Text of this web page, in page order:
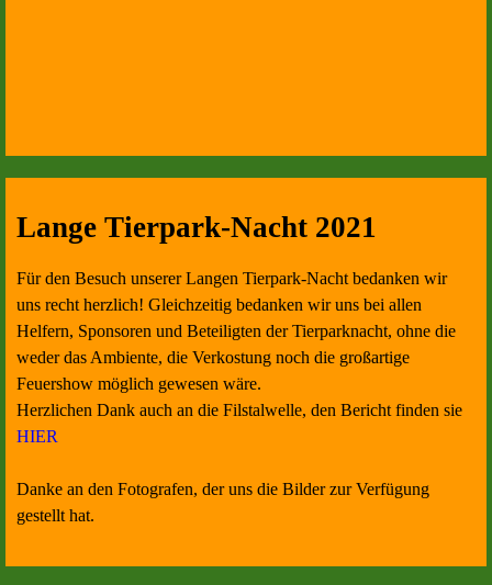
Lange Tierpark-Nacht 2021
Für den Besuch unserer Langen Tierpark-Nacht bedanken wir
uns recht herzlich! Gleichzeitig bedanken wir uns bei allen
Helfern, Sponsoren und Beteiligten der Tierparknacht, ohne die
weder das Ambiente, die Verkostung noch die großartige
Feuershow möglich gewesen wäre.
Herzlichen Dank auch an die Filstalwelle, den Bericht finden sie
HIER
Danke an den Fotografen, der uns die Bilder zur Verfügung
gestellt hat.